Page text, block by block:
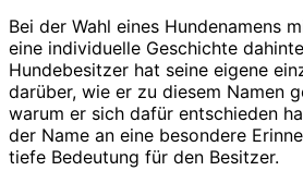
Bei der Wahl eines Hundenamens
eine individuelle Geschichte
Hundebesitzer hat seine eigene
darüber, wie er zu diesem Namen
warum er sich dafür entschieden
der Name an eine besondere
tiefe Bedeutung für den Besitzer.